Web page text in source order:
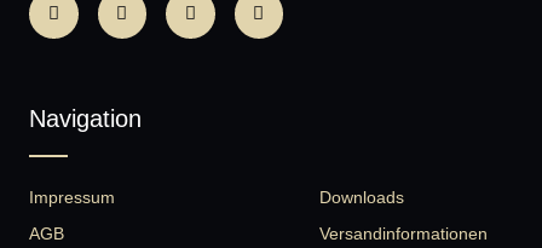
Navigation
Impressum
AGB
Downloads
Versandinformationen